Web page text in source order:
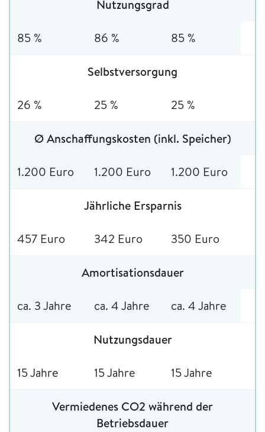
Nutzungsgrad
85 % 86 % 85 %
Selbstversorgung
26 % 25 % 25 %
Ø Anschaffungskosten (inkl. Speicher)
1.200 Euro 1.200 Euro 1.200 Euro
Jährliche Ersparnis
457 Euro 342 Euro 350 Euro
Amortisationsdauer
ca. 3 Jahre ca. 4 Jahre ca. 4 Jahre
Nutzungsdauer
15 Jahre 15 Jahre 15 Jahre
Vermiedenes CO2 während der
Betriebsdauer